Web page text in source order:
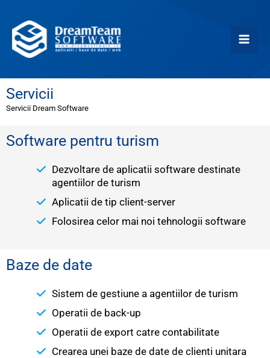
content
Servicii
Servicii Dream Software
Software pentru turism
Dezvoltare de aplicatii software destinate
agentiilor de turism
Aplicatii de tip client-server
Folosirea celor mai noi tehnologii software
Baze de date
Sistem de gestiune a agentiilor de turism
Operatii de back-up
Operatii de export catre contabilitate
Crearea unei baze de date de clienti unitara